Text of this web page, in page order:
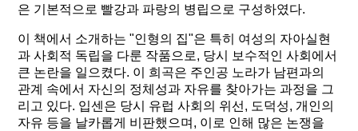
은 기본적으로 빨강과 파랑의 병립으로 구성하였다.
이 책에서 소개하는 "인형의 집"은 특히 여성의 자아실현
과 사회적 독립을 다룬 작품으로, 당시 보수적인 사회에서
큰 논란을 일으켰다. 이 희곡은 주인공 노라가 남편과의
관계 속에서 자신의 정체성과 자유를 찾아가는 과정을 그
리고 있다. 입센은 당시 유럽 사회의 위선, 도덕성, 개인의
자유 등을 날카롭게 비판했으며, 이로 인해 많은 논쟁을